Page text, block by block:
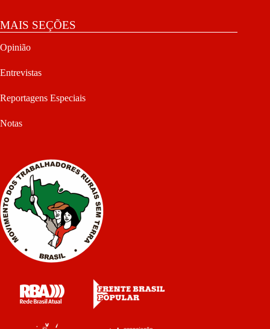
MAIS SEÇÕES
Opinião
Entrevistas
Reportagens Especiais
Notas